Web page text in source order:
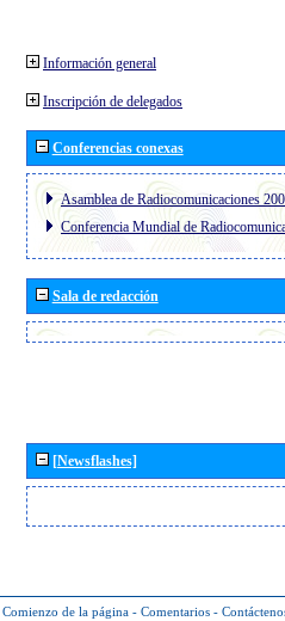
Información general
Inscripción de delegados
Conferencias conexas
Asamblea de Radiocomunicaciones
Conferencia Mundial de
Sala de redacción
[Newsflashes]
Comienzo de la página - Comentarios -